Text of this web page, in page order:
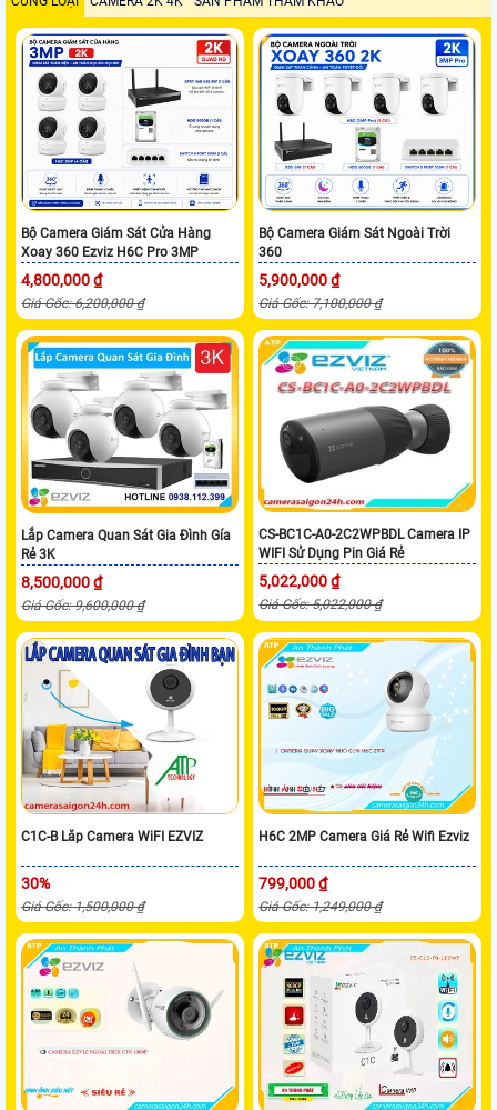
Bộ Camera Giám Sát Cửa Hàng
Xoay 360 Ezviz H6C Pro 3MP
4,800,000 ₫
Giá Gốc: 6,200,000 ₫
Bộ Camera Giám Sát Ngoài Trời
360
5,900,000 ₫
Giá Gốc: 7,100,000 ₫
Lắp Camera Quan Sát Gia Đình Gía
Rẻ 3K
8,500,000 ₫
Giá Gốc: 9,600,000 ₫
CS-BC1C-A0-2C2WPBDL Camera IP
WIFI Sử Dụng Pin Giá Rẻ
5,022,000 ₫
Giá Gốc: 5,022,000 ₫
C1C-B Lăp Camera WiFI EZVIZ
30%
Giá Gốc: 1,500,000 ₫
H6C 2MP Camera Giá Rẻ Wifi Ezviz
799,000 ₫
Giá Gốc: 1,249,000 ₫